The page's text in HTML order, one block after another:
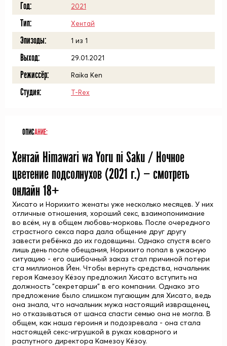
Год: 2021
Тип: Хентай
Эпизоды: 1 из 1
Выход: 29.01.2021
Режиссёр: Raika Ken
Студия: T-Rex
ОПИСАНИЕ:
Хентай Himawari wa Yoru ni Saku / Ночное
цветение подсолнухов (2021 г.) — смотреть
онлайн 18+
Хисато и Норихито женаты уже несколько месяцев. У них
отличные отношения, хороший секс, взаимопонимание
во всём, ну в общем любовь-морковь. После очередного
страстного секса пара дала общение друг другу
завести ребёнка до их годовщины. Однако спустя всего
лишь день после обещания, Норихито попал в ужасную
ситуацию - его ошибочный заказ стал причиной потери
ста миллионов Йен. Чтобы вернуть средства, начальник
героя Камезоу Кёзоу предложил Хисато вступить на
должность "секретарши" в его компании. Однако это
предложение было слишком пугающим для Хисато, ведь
она знала, что начальник мужа настоящий извращенец,
но отказываться от шанса спасти семью она не могла. В
общем, как наша героиня и подозревала - она стала
настоящей секс-игрушкой в руках коварного и
распутного директора Камезоу Кёзоу.